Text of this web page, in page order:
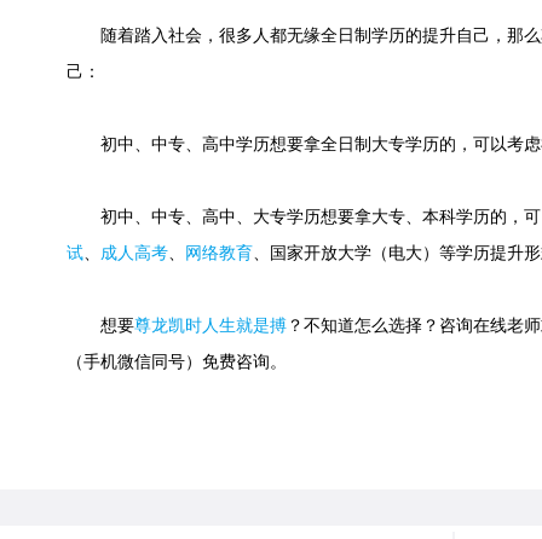
随着踏入社会，很多人都无缘全日制学历的提升自己，那么
己：
初中、中专、高中学历想要拿全日制大专学历的，可以考虑
初中、中专、高中、大专学历想要拿大专、本科学历的，可
试、 成人高考、 网络教育、国家开放大学（电大）等学历提升
想要尊龙凯时人生就是搏 ？不知道怎么选择？咨询在线老
（手机微信同号）免费咨询。